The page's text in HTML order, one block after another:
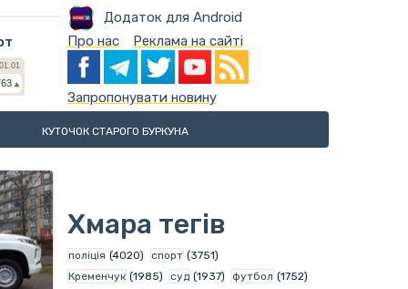
Додаток для Android
Про нас Реклама на сайті
Запропонувати новину
КУТОЧОК СТАРОГО БУРКУНА
Хмара тегів
поліція (4020) спорт (3751)
Кременчук (1985) суд (1937) футбол (1752)